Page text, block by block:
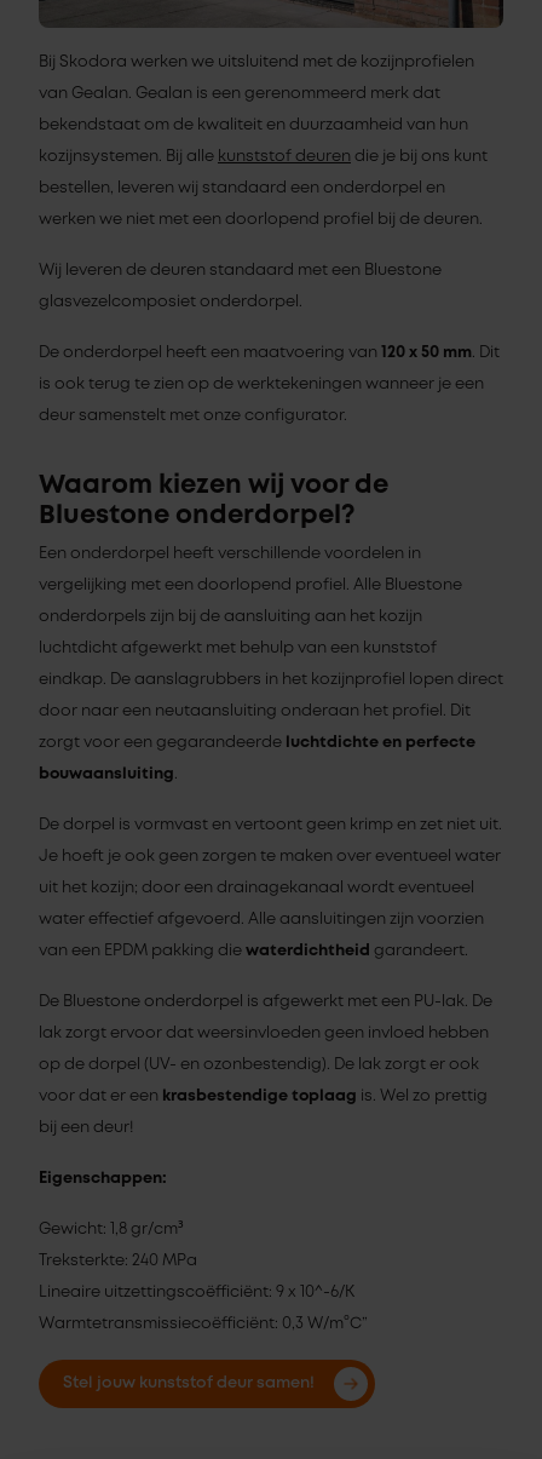
Bij Skodora werken we uitsluitend met de kozijnprofielen
van Gealan. Gealan is een gerenommeerd merk dat
bekendstaat om de kwaliteit en duurzaamheid van hun
kozijnsystemen. Bij alle kunststof deuren die je bij ons kunt
bestellen, leveren wij standaard een onderdorpel en
werken we niet met een doorlopend profiel bij de deuren.
Wij leveren de deuren standaard met een Bluestone
glasvezelcomposiet onderdorpel.
De onderdorpel heeft een maatvoering van 120 x 50 mm. Dit
is ook terug te zien op de werktekeningen wanneer je een
deur samenstelt met onze configurator.
Waarom kiezen wij voor de
Bluestone onderdorpel?
Een onderdorpel heeft verschillende voordelen in
vergelijking met een doorlopend profiel. Alle Bluestone
onderdorpels zijn bij de aansluiting aan het kozijn
luchtdicht afgewerkt met behulp van een kunststof
eindkap. De aanslagrubbers in het kozijnprofiel lopen direct
door naar een neutaansluiting onderaan het profiel. Dit
zorgt voor een gegarandeerde luchtdichte en perfecte
bouwaansluiting
De dorpel is vormvast en vertoont geen krimp en zet niet uit.
Je hoeft je ook geen zorgen te maken over eventueel water
uit het kozijn; door een drainagekanaal wordt eventueel
water effectief afgevoerd. Alle aansluitingen zijn voorzien
van een EPDM pakking die waterdichtheid garandeert.
De Bluestone onderdorpel is afgewerkt met een PU-lak. De
lak zorgt ervoor dat weersinvloeden geen invloed hebben
op de dorpel (UV- en ozonbestendig). De lak zorgt er ook
voor dat er een krasbestendige toplaag is. Wel zo prettig
bij een deur!
Eigenschappen:
Gewicht: 1,8 gr/cm³
Treksterkte: 240 MPa
Lineaire uitzettingscoëfficiënt: 9 x 10^-6/K
Warmtetransmissiecoëfficiënt: 0,3 W/m°C”
Stel jouw kunststof deur samen!